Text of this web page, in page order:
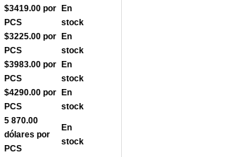
$3419.00 por
PCS
En
stock
$3225.00 por
PCS
En
stock
$3983.00 por
PCS
En
stock
$4290.00 por
PCS
En
stock
5 870.00
dólares por
PCS
En
stock